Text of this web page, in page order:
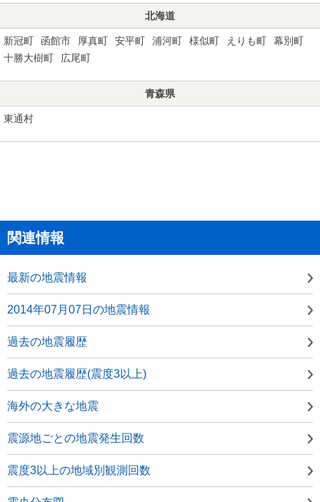
北海道
新冠町 函館市 厚真町 安平町 浦河町 様似町 えりも町
幕別町
十勝大樹町
広尾町
青森県
東通村
関連情報
最新の地震情報
2014年07月07日の地震情報
過去の地震履歴
過去の地震履歴(震度3以上)
海外の大きな地震
震源地ごとの地震発生回数
震度3以上の地域別観測回数